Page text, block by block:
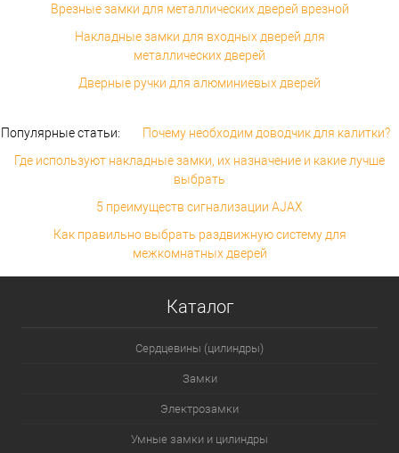
Врезные замки для металлических дверей врезной
Накладные замки для входных дверей для
металлических дверей
Дверные ручки для алюминиевых дверей
Популярные статьи:
Почему необходим доводчик для калитки?
Где используют накладные замки, их назначение и какие лучше
выбрать
5 преимуществ сигнализации AJAX
Как правильно выбрать раздвижную систему для
межкомнатных дверей
Каталог
Сердцевины (цилиндры)
Замки
Электрозамки
Умные замки и цилиндры